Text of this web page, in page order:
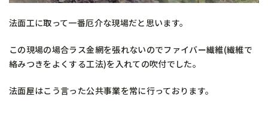
法面工に取って一番厄介な現場だと思います。
この現場の場合ラス金網を張れないのでファイバー繊維(繊維で
絡みつきをよくする工法)を入れての吹付でした。
法面屋はこう言った公共事業を常に行っております。